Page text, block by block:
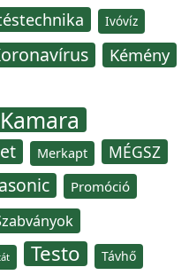
Ivóvíz
Kémény
Merkapt MÉGSZ
Promóció
Testo Távhő